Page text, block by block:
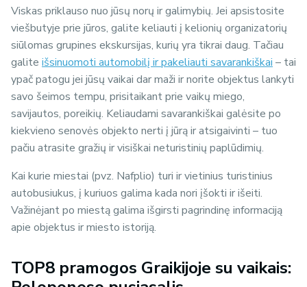
Viskas priklauso nuo jūsų norų ir galimybių. Jei apsistosite
viešbutyje prie jūros, galite keliauti į kelionių organizatorių
siūlomas grupines ekskursijas, kurių yra tikrai daug. Tačiau
galite išsinuomoti automobilį ir pakeliauti savarankiškai – tai
ypač patogu jei jūsų vaikai dar maži ir norite objektus lankyti
savo šeimos tempu, prisitaikant prie vaikų miego,
savijautos, poreikių. Keliaudami savarankiškai galėsite po
kiekvieno senovės objekto nerti į jūrą ir atsigaivinti – tuo
pačiu atrasite gražių ir visiškai neturistinių paplūdimių.
Kai kurie miestai (pvz. Nafplio) turi ir vietinius turistinius
autobusiukus, į kuriuos galima kada nori įšokti ir išeiti.
Važinėjant po miestą galima išgirsti pagrindinę informaciją
apie objektus ir miesto istoriją.
TOP8 pramogos Graikijoje su vaikais: